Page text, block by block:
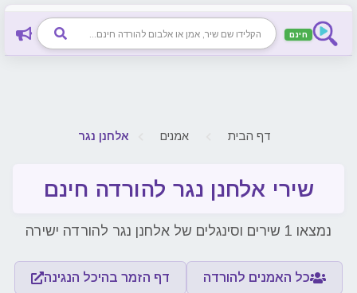
חינם
דף הבית אמנים אלחנן נגר
שירי אלחנן נגר להורדה חינם
נמצאו 1 שירים וסינגלים של אלחנן נגר להורדה ישירה
כל האמנים להורדה דף הזמר בהיכל הנגינה